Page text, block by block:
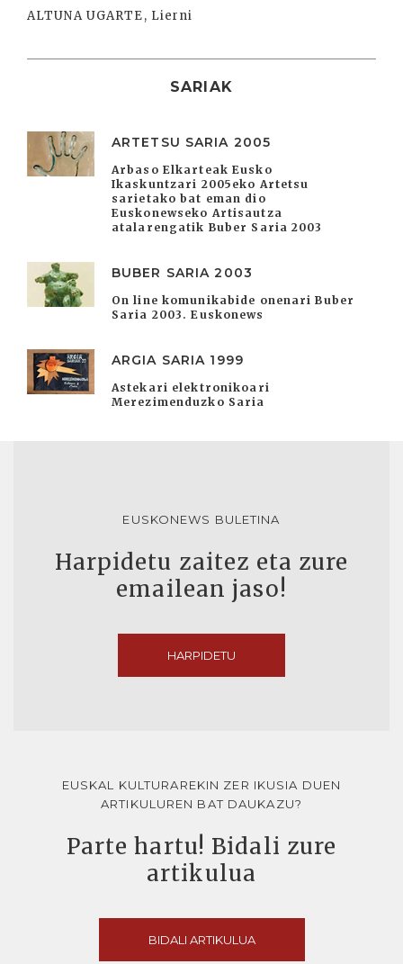
ALTUNA UGARTE, Lierni
SARIAK
ARTETSU SARIA 2005
Arbaso Elkarteak Eusko
Ikaskuntzari 2005eko Artetsu
sarietako bat eman dio
Euskonewseko Artisautza
atalarengatik Buber Saria 2003
BUBER SARIA 2003
On line komunikabide onenari Buber
Saria 2003. Euskonews
ARGIA SARIA 1999
Astekari elektronikoari
Merezimenduzko Saria
EUSKONEWS BULETINA
Harpidetu zaitez eta zure
emailean jaso!
HARPIDETU
EUSKAL KULTURAREKIN ZER IKUSIA DUEN
ARTIKULUREN BAT DAUKAZU?
Parte hartu! Bidali zure
artikulua
BIDALI ARTIKULUA